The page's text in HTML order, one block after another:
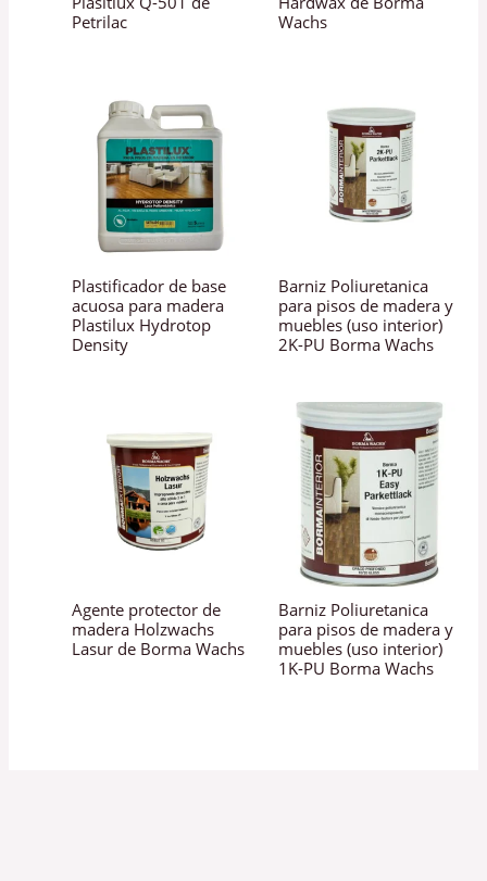
Petrilac
Wachs
Plastificador de base
acuosa para madera
Plastilux Hydrotop
Density
Barniz Poliuretanica
para pisos de madera y
muebles (uso interior)
2K-PU Borma Wachs
Agente protector de
madera Holzwachs
Lasur de Borma Wachs
Barniz Poliuretanica
para pisos de madera y
muebles (uso interior)
1K-PU Borma Wachs